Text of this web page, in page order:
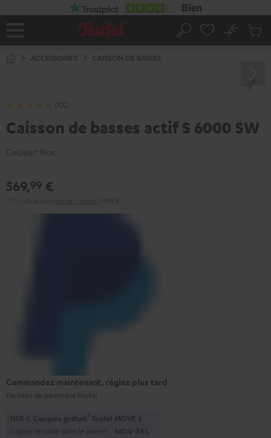
Page
Rechercher
No
ACCESSOIRES CAISSON DE BASSES
(102)
Caisson de basses actif S 6000 SW
Couleur: Noir
569,99 €
Commandez maintenant, réglez plus tard
Facilités de paiement PayPal
USB-C Casques gratuit1 Teufel MOVE 2
Copiez le code dans le panier. MOV-T4S